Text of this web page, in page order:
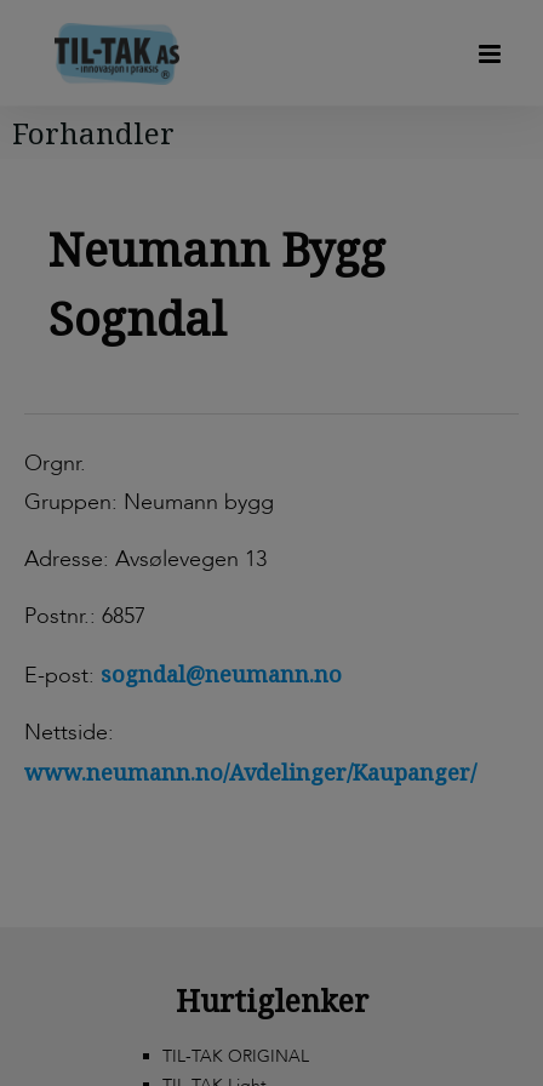
Forhandler
Neumann Bygg
Sogndal
Orgnr.
Gruppen: Neumann bygg
Adresse: Avsølevegen 13
Postnr.: 6857
E-post: sogndal@neumann.no
Nettside:
www.neumann.no/Avdelinger/Kaupanger/
Hurtiglenker
TIL-TAK ORIGINAL